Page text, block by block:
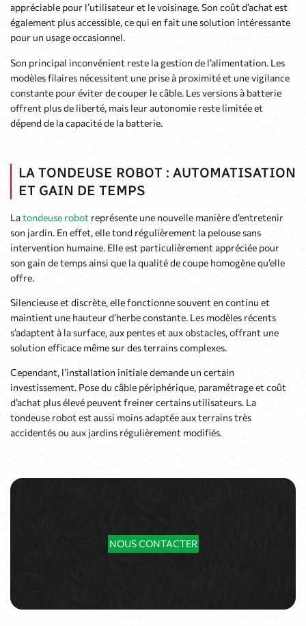
appréciable pour l’utilisateur et le voisinage. Son coût d’achat est
également plus accessible, ce qui en fait une solution intéressante
pour un usage occasionnel.
Son principal inconvénient reste la gestion de l’alimentation. Les
modèles filaires nécessitent une prise à proximité et une vigilance
constante pour éviter de couper le câble. Les versions à batterie
offrent plus de liberté, mais leur autonomie reste limitée et
dépend de la capacité de la batterie.
LA TONDEUSE ROBOT : AUTOMATISATION
ET GAIN DE TEMPS
Latondeuse robot représente une nouvelle manière d’entretenir
son jardin. En effet, elle tond régulièrement la pelouse sans
intervention humaine. Elle est particulièrement appréciée pour
son gain de temps ainsi que la qualité de coupe homogène qu’elle
offre.
Silencieuse et discrète, elle fonctionne souvent en continu et
maintient une hauteur d’herbe constante. Les modèles récents
s’adaptent à la surface, aux pentes et aux obstacles, offrant une
solution efficace même sur des terrains complexes.
Cependant, l’installation initiale demande un certain
investissement. Pose du câble périphérique, paramétrage et coût
d’achat plus élevé peuvent freiner certains utilisateurs. La
tondeuse robot est aussi moins adaptée aux terrains très
accidentés ou aux jardins régulièrement modifiés.
NOUS CONTACTER